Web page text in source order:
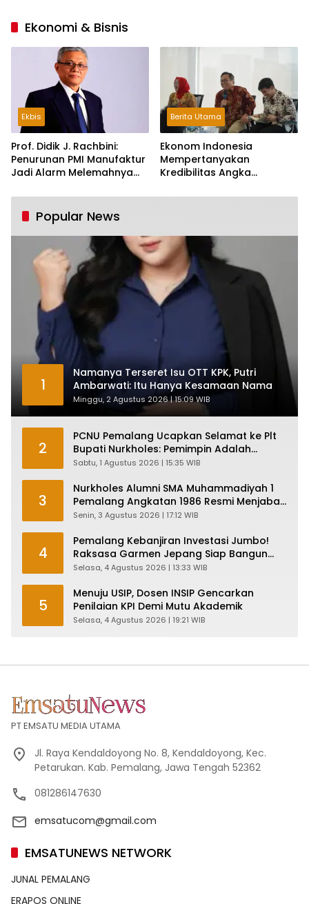
Ekonomi & Bisnis
Ekbis
Prof. Didik J. Rachbini:
Penurunan PMI Manufaktur
Jadi Alarm Melemahnya
Berita Utama
Ekonom Indonesia
Mempertanyakan
Kredibilitas Angka
Tumbuh Tapi Rapuh
Popular News
1
Namanya Terseret Isu OTT KPK, Putri
Ambarwati: Itu Hanya Kesamaan Nama
Minggu, 2 Agustus 2026 | 15:09 WIB
2
PCNU Pemalang Ucapkan Selamat ke Plt
Bupati Nurkholes: Pemimpin Adalah
Pelayan Rakyat!
Sabtu, 1 Agustus 2026 | 15:35 WIB
3
Nurkholes Alumni SMA Muhammadiyah 1
Pemalang Angkatan 1986 Resmi Menjabat
Plt Bupati, Inilah Pesan Ketua Asmam 86
Senin, 3 Agustus 2026 | 17:12 WIB
4
Pemalang Kebanjiran Investasi Jumbo!
Raksasa Garmen Jepang Siap Bangun
Pabrik dan Serap Ribuan Tenaga Kerja
Selasa, 4 Agustus 2026 | 13:33 WIB
5
Menuju USIP, Dosen INSIP Gencarkan
Penilaian KPI Demi Mutu Akademik
Selasa, 4 Agustus 2026 | 19:21 WIB
PT EMSATU MEDIA UTAMA
Jl. Raya Kendaldoyong No. 8, Kendaldoyong, Kec.
Petarukan. Kab. Pemalang, Jawa Tengah 52362
081286147630
emsatucom@gmail.com
EMSATUNEWS NETWORK
JUNAL PEMALANG
ERAPOS ONLINE